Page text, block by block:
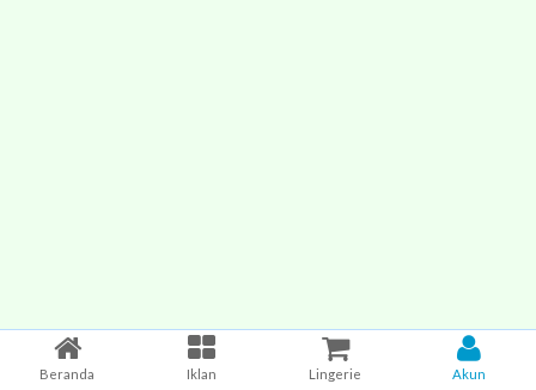
Beranda Iklan Lingerie Akun